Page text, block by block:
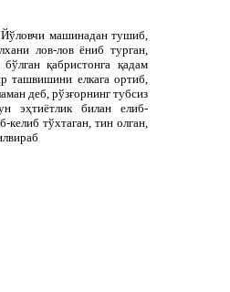
машинадан тушиб,
лов-лов ёниб турган,
қабристонга қадам
ташвишини елкага ортиб,
деб, рўзғорнинг тубсиз
эҳтиётлик билан елиб-
тўхтаган, тин олган,